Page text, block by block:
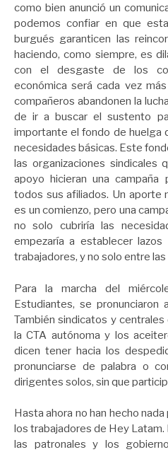
como bien anunció un
podemos confiar en que
burgués garanticen las
haciendo, como siempre, es
con el desgaste de los
económica será cada vez
compañeros abandonen la
de ir a buscar el sustento
importante el fondo de huelga
necesidades básicas. Este
las organizaciones sindicales
apoyo hicieran una
todos sus afiliados. Un aporte
es un comienzo, pero una
no solo cubriría las
empezaría a establecer
trabajadores, y no solo entre
Para la marcha del
Estudiantes, se
También sindicatos y
la CTA autónoma y los
dicen tener hacia los
pronunciarse de palabra o
dirigentes solos, sin que
Hasta ahora no han hecho
los trabajadores de Hey Latam.
las patronales y los